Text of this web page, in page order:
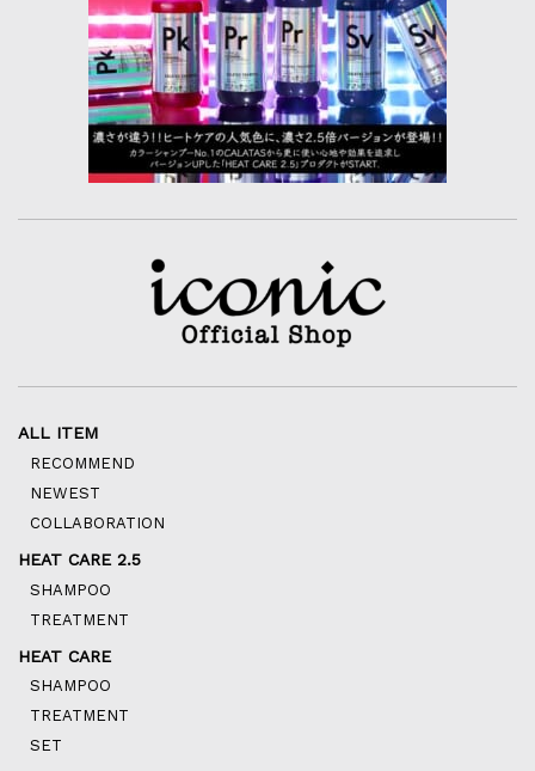
ALL ITEM
RECOMMEND
NEWEST
COLLABORATION
HEAT CARE 2.5
SHAMPOO
TREATMENT
HEAT CARE
SHAMPOO
TREATMENT
SET